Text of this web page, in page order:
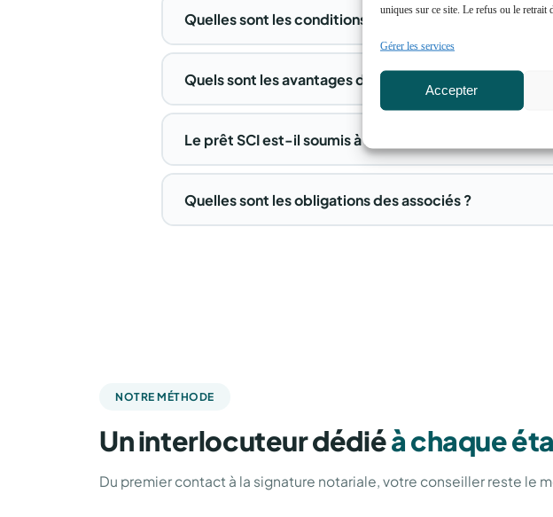
uniques sur ce site. Le refus ou le retrait
Gérer les services
Accepter
Quelles sont les conditions d'éligibilité pour une SCI ?
Quels sont les avantages d'emprunter via une SCI ?
Le prêt SCI est-il soumis à la loi Scrivener ?
Quelles sont les obligations des associés ?
NOTRE MÉTHODE
Un interlocuteur dédiéà chaque
Du premier contact à la signature notariale, votre conseiller reste le